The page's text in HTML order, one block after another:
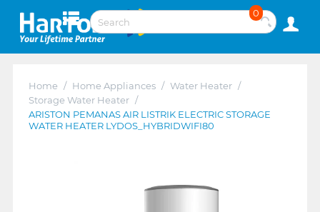
0
Home / Home Appliances / Water Heater /
Storage Water Heater /
ARISTON PEMANAS AIR LISTRIK ELECTRIC STORAGE
WATER HEATER LYDOS_HYBRIDWIFI80